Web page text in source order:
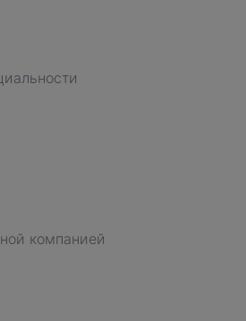
компанией